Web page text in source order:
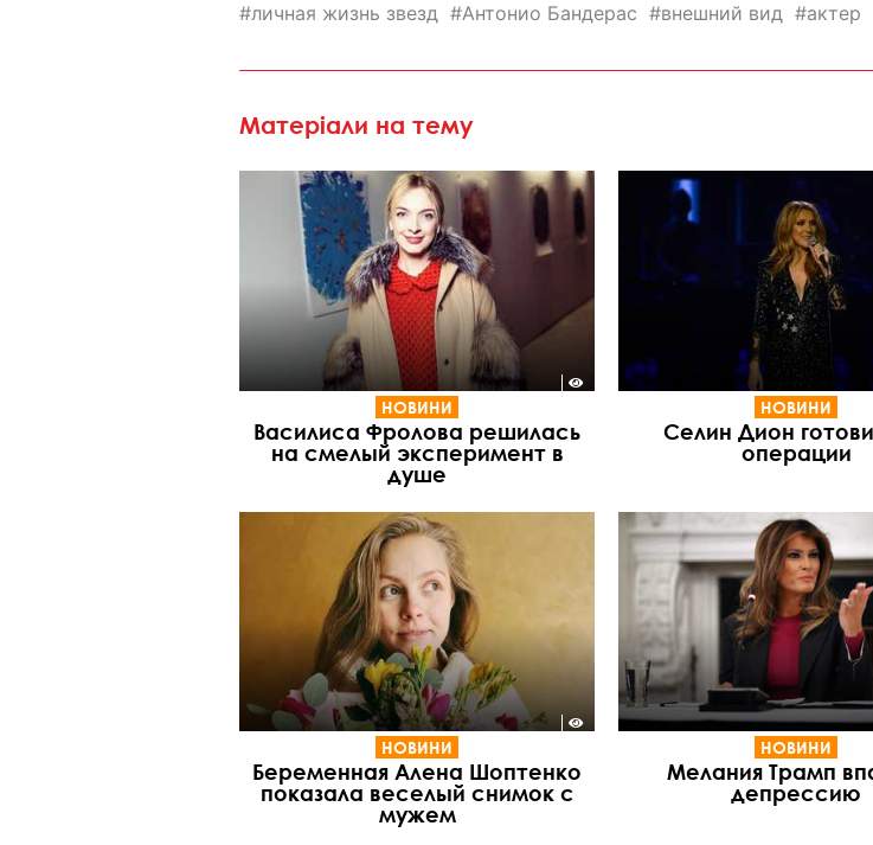
личная жизнь звезд Антонио Бандерас внешний вид актер
Матеріали на тему
НОВИНИ
Василиса Фролова решилась
на смелый эксперимент в
душе
НОВИНИ
Селин Дион
операции
НОВИНИ
Беременная Алена Шоптенко
показала веселый снимок с
мужем
НОВИНИ
Мелания Трамп
депрессию